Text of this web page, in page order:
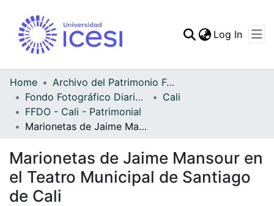
Statistics
Log In
Home
Archivo del Patrimonio Fotográfico y Fílmico del Valle del Cauca
Fondo Fotográfico Diario Occidente
Cali
FFDO - Cali - Patrimonial
Marionetas de Jaime Mansour en el Teatro Municipal de Santiago de Cali
Marionetas de Jaime Mansour en
el Teatro Municipal de Santiago
de Cali